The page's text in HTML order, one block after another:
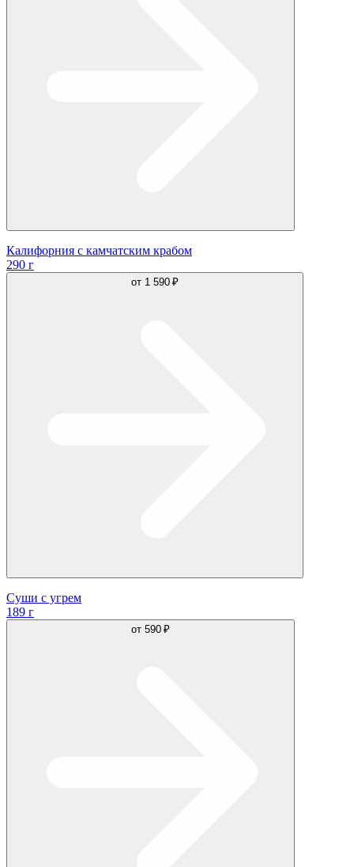
Калифорния с камчатским крабом
290 г
от 1 590 ₽
Суши с угрем
189 г
от 590 ₽